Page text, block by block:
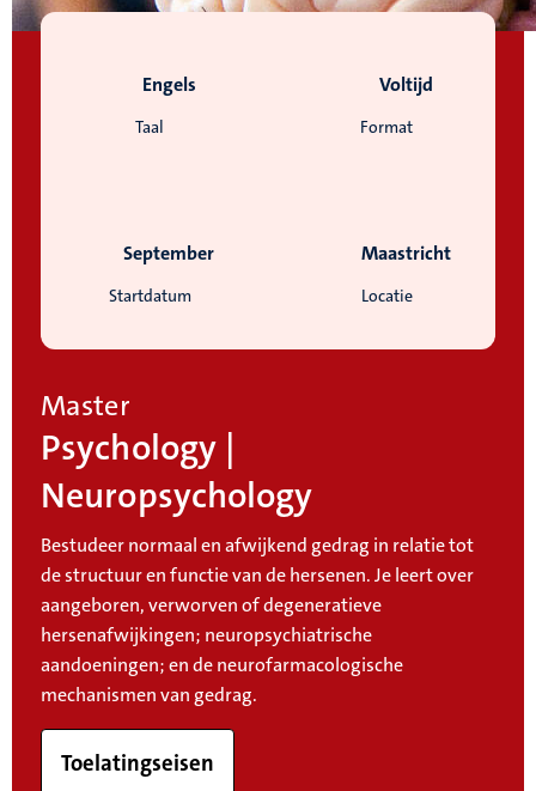
Taal
Engels
Format
Voltijd
Startdatum
September
Locatie
Maastricht
Master
Psychology |
Neuropsychology
Bestudeer normaal en afwijkend gedrag in relatie tot
de structuur en functie van de hersenen. Je leert over
aangeboren, verworven of degeneratieve
hersenafwijkingen; neuropsychiatrische
aandoeningen; en de neurofarmacologische
mechanismen van gedrag.
Toelatingseisen